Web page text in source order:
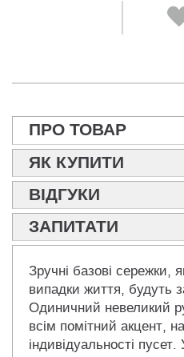
ПРО ТОВАР
ЯК КУПИТИ
ВІДГУКИ
ЗАПИТАТИ
Зручні базові сережки,
випадки життя, будуть
Одиничний невеликий
всім помітний акцент,
індивідуальності